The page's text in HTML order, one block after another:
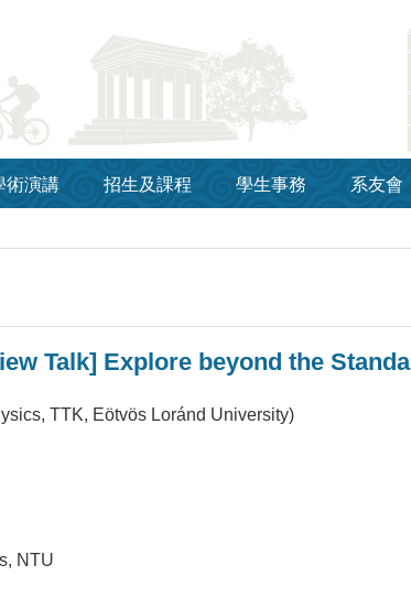
術演講 招生及課程 學生事務 系友會
Talk] Explore beyond the
TTK, Eötvös Loránd University)
NTU